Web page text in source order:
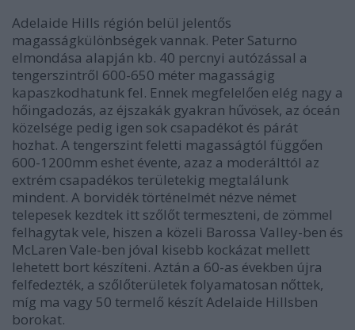
Adelaide Hills régión belül jelentős
magasságkülönbségek vannak. Peter Saturno
elmondása alapján kb. 40 percnyi autózással a
tengerszintről 600-650 méter magasságig
kapaszkodhatunk fel. Ennek megfelelően elég nagy a
hőingadozás, az éjszakák gyakran hűvösek, az óceán
közelsége pedig igen sok csapadékot és párát
hozhat. A tengerszint feletti magasságtól függően
600-1200mm eshet évente, azaz a moderálttól az
extrém csapadékos területekig megtalálunk
mindent. A borvidék történelmét nézve német
telepesek kezdtek itt szőlőt termeszteni, de zömmel
felhagytak vele, hiszen a közeli Barossa Valley-ben és
McLaren Vale-ben jóval kisebb kockázat mellett
lehetett bort készíteni. Aztán a 60-as években újra
felfedezték, a szőlőterületek folyamatosan nőttek,
míg ma vagy 50 termelő készít Adelaide Hillsben
borokat.